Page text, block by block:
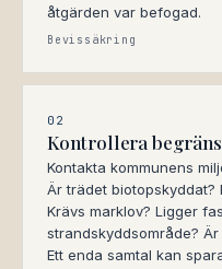
åtgärden var befogad.
Bevissäkring
02
Kontrollera
Kontakta kommunens
Är trädet biotopskyddat?
Krävs marklov? Ligger
strandskyddsområde?
Ett enda samtal kan